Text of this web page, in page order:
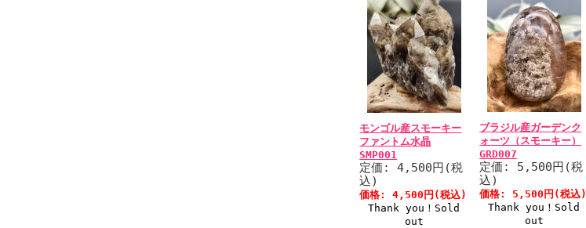
モンゴル産スモーキー
ファントム水晶
SMP001
定価: 4,500円(税
込)
価格: 4,500円(税込)
Thank you！Sold
out
ブラジル産ガーデンク
ォーツ（スモーキー）
GRD007
定価: 5,500円(税
込)
価格: 5,500円(税込)
Thank you！Sold
out